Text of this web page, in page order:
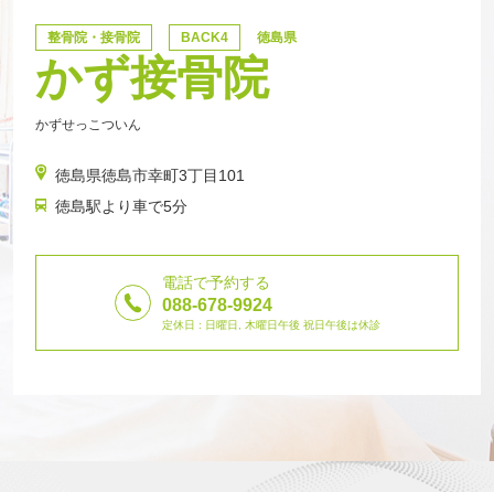
整骨院・接骨院 BACK4 徳島県
かず接骨院
かずせっこついん
徳島県徳島市幸町3丁目101
徳島駅より車で5分
電話で予約する
088-678-9924
定休日 : 日曜日, 木曜日午後 祝日午後は休診